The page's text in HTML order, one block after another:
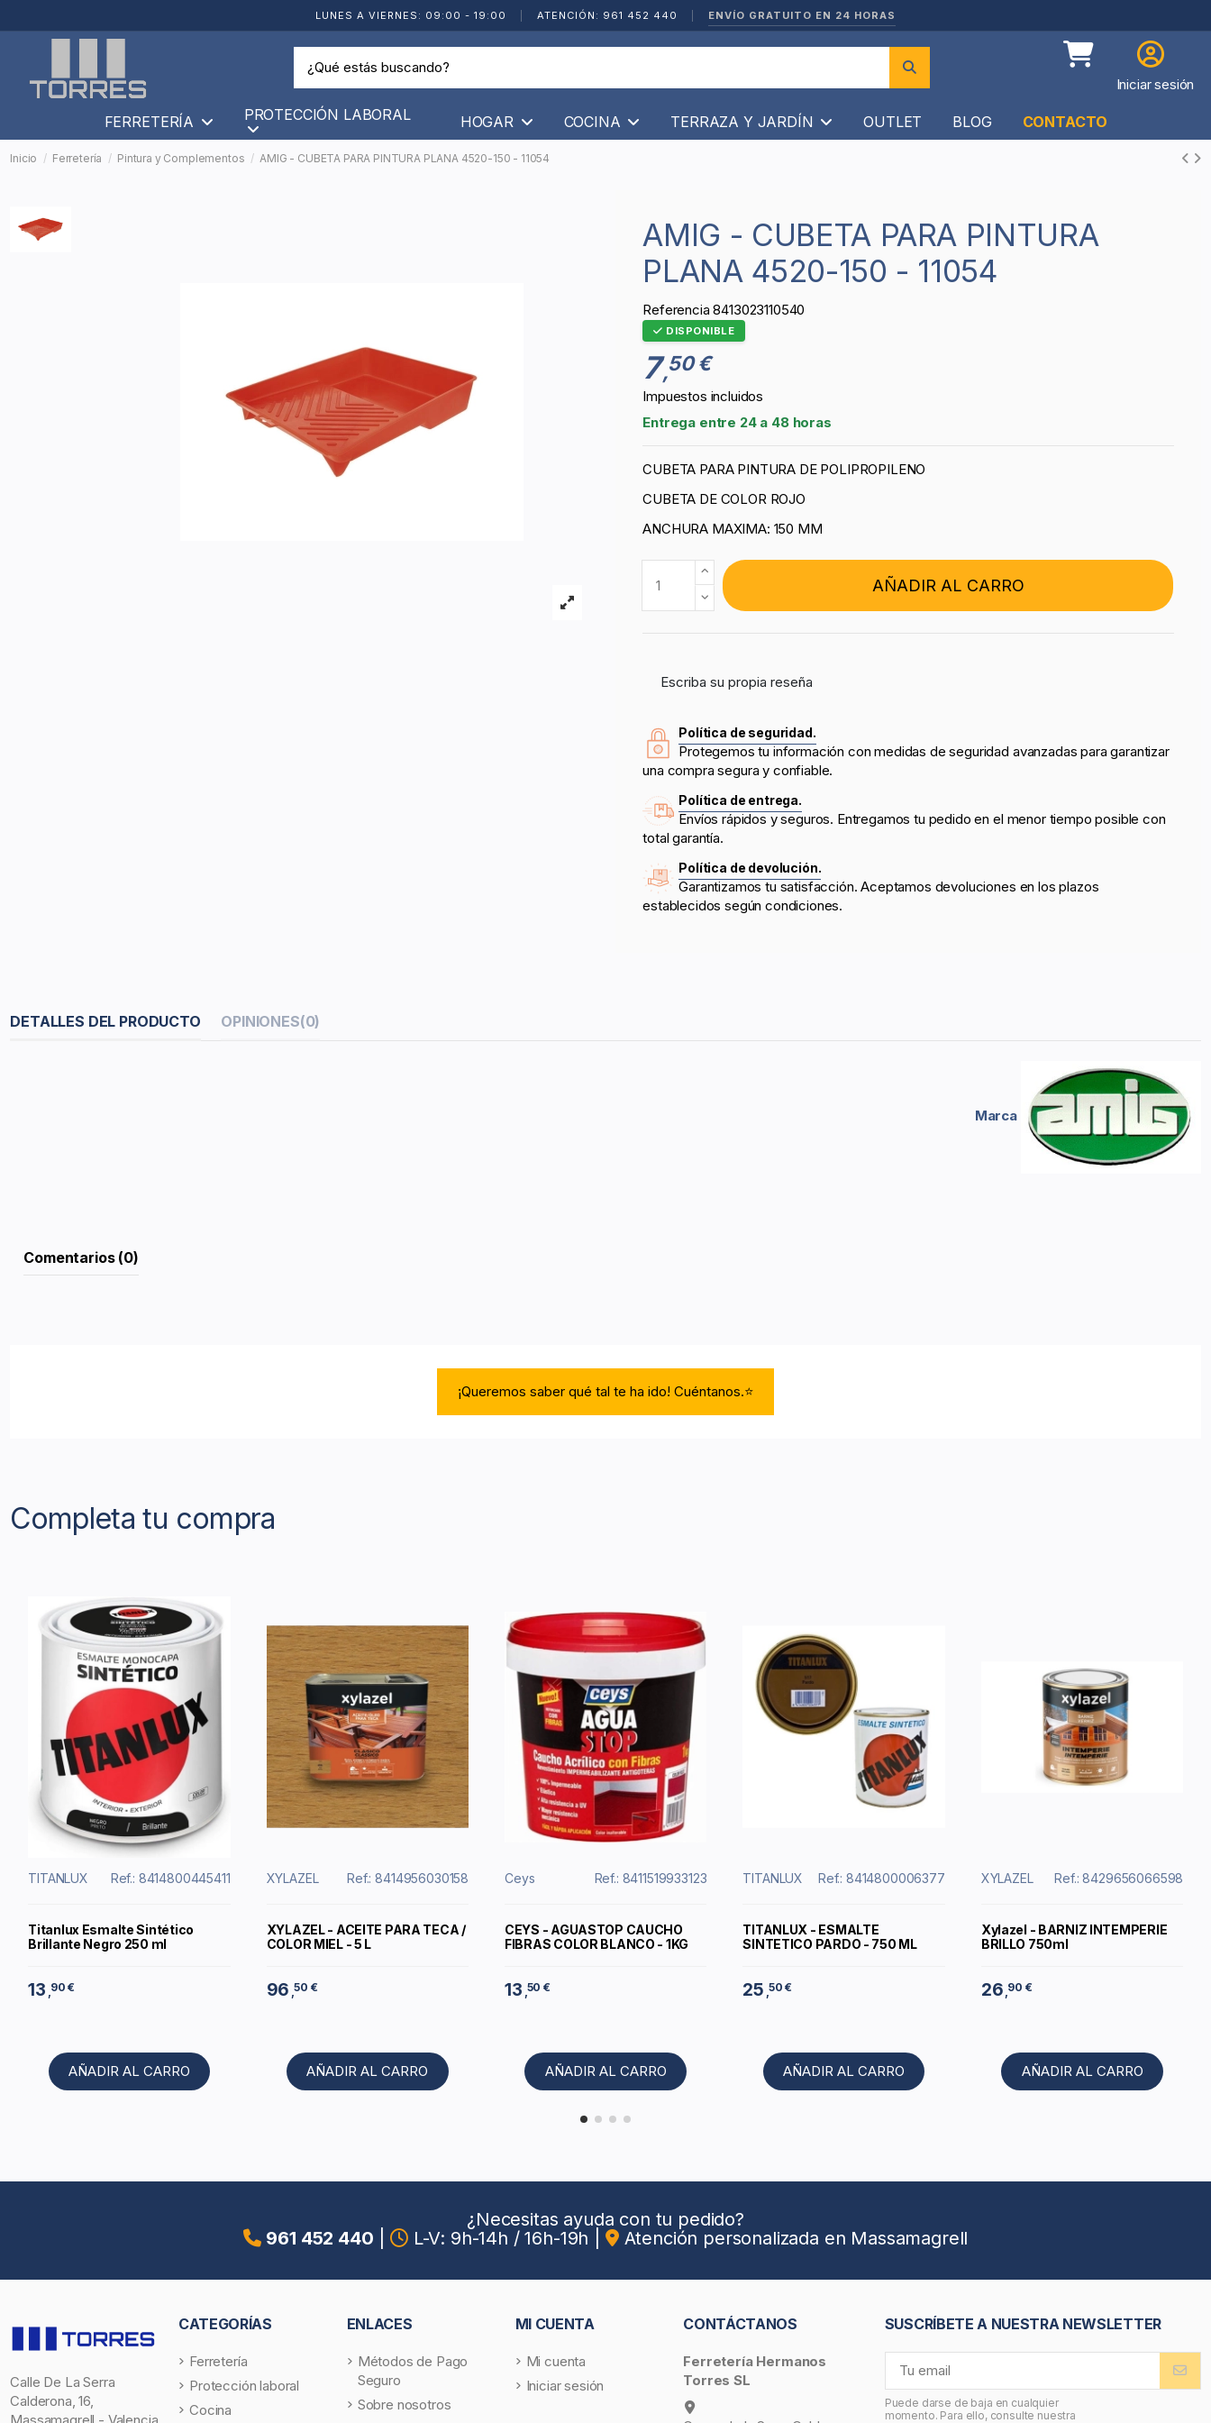
LUNES A VIERNES: 09:00 - 19:00 ATENCIÓN: 961 452 440 ENVÍO GRATUITO EN 24 HORAS
Iniciar sesión
FERRETERÍA PROTECCIÓN LABORAL HOGAR COCINA TERRAZA Y JARDÍN OUTLET BLOG CONTACTO
Inicio Ferretería Pintura y Complementos AMIG - CUBETA PARA PINTURA PLANA 4520-150 - 11054
AMIG - CUBETA PARA PINTURA
PLANA 4520-150 - 11054
Referencia 8413023110540
DISPONIBLE
7,50 €
Impuestos incluidos
Entrega entre 24 a 48 horas
CUBETA PARA PINTURA DE POLIPROPILENO
CUBETA DE COLOR ROJO
ANCHURA MAXIMA: 150 MM
AÑADIR AL CARRO
Escriba su propia reseña
Política de seguridad.
Protegemos tu información con medidas de seguridad avanzadas para garantizar
una compra segura y confiable.
Política de entrega.
Envíos rápidos y seguros. Entregamos tu pedido en el menor tiempo posible con
total garantía.
Política de devolución.
Garantizamos tu satisfacción. Aceptamos devoluciones en los plazos
establecidos según condiciones.
DETALLES DEL PRODUCTO OPINIONES(0)
Marca
Comentarios (0)
¡Queremos saber qué tal te ha ido! Cuéntanos.⭐
Completa tu compra
TITANLUX Ref.: 8414800445411
Titanlux Esmalte Sintético
Brillante Negro 250 ml
13 90 €
AÑADIR AL CARRO
XYLAZEL Ref.: 8414956030158
XYLAZEL - ACEITE PARA TECA /
COLOR MIEL - 5 L
96 ,50 €
AÑADIR AL CARRO
Ceys Ref.: 8411519933123
CEYS - AGUASTOP CAUCHO
FIBRAS COLOR BLANCO - 1KG
13 ,50 €
AÑADIR AL CARRO
TITANLUX Ref.: 8414800006377
TITANLUX - ESMALTE
SINTETICO PARDO - 750 ML
25 ,50 €
AÑADIR AL CARRO
XYLAZEL Ref.: 8429656066598
Xylazel - BARNIZ INTEMPERIE
BRILLO 750ml
26 ,90 €
AÑADIR AL CARRO
¿Necesitas ayuda con tu pedido?
961 452 440
L-V: 9h-14h / 16h-19h Atención personalizada en Massamagrell
Calle De La Serra
Calderona, 16,
CATEGORÍAS
Ferretería
Protección laboral
Cocina
ENLACES
Métodos de Pago
Seguro
Sobre nosotros
MI CUENTA
Mi cuenta
Iniciar sesión
CONTÁCTANOS
Ferretería Hermanos
Torres SL
SUSCRÍBETE A NUESTRA NEWSLETTER
Puede darse de baja en cualquier
momento. Para ello, consulte nuestra